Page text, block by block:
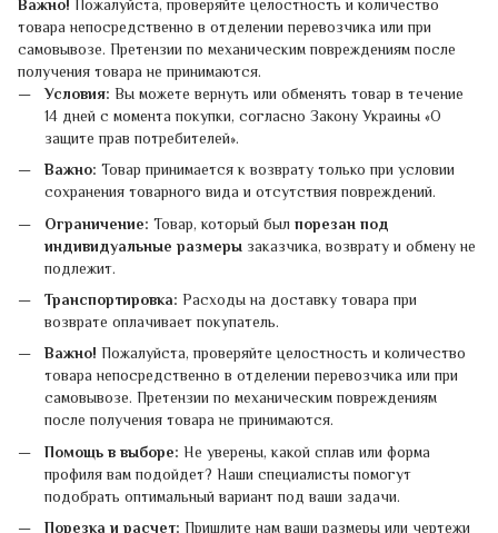
Важно! Пожалуйста, проверяйте целостность и количество
товара непосредственно в отделении перевозчика или при
самовывозе. Претензии по механическим повреждениям после
получения товара не принимаются.
Условия: Вы можете вернуть или обменять товар в течение
14 дней с момента покупки, согласно Закону Украины «О
защите прав потребителей».
Важно: Товар принимается к возврату только при условии
сохранения товарного вида и отсутствия повреждений.
Ограничение: Товар, который был порезан под
индивидуальные размеры заказчика, возврату и обмену не
подлежит.
Транспортировка: Расходы на доставку товара при
возврате оплачивает покупатель.
Важно! Пожалуйста, проверяйте целостность и количество
товара непосредственно в отделении перевозчика или при
самовывозе. Претензии по механическим повреждениям
после получения товара не принимаются.
Помощь в выборе: Не уверены, какой сплав или форма
профиля вам подойдет? Наши специалисты помогут
подобрать оптимальный вариант под ваши задачи.
Порезка и расчет: Пришлите нам ваши размеры или чертежи